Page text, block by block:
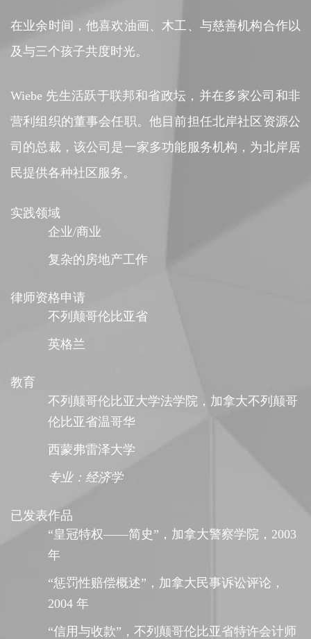
在业余时间，他喜欢油画、木工、与慈善机构合作以
及与三个孩子共度时光。
Wiebe 先生活跃于联邦和省政坛，并在多家公司和非
营利组织的董事会任职。他目前担任北岸社区资源公
司的总裁，该公司是一家多功能服务机构，为北岸居
民提供各种社区服务。
实践领域
企业/商业
复杂的房地产工作
律师资格申请
不列颠哥伦比亚省
英格兰
教育
不列颠哥伦比亚大学法学院，加拿大不列颠哥
伦比亚省温哥华
西蒙弗雷泽大学
专业：经济学
已发表作品
“皇冠特权——简史”，加拿大警察学院，2003
年
“惩罚性赔偿概述”，加拿大民事诉讼评论，
2004 年
“信用与收款”，不列颠哥伦比亚省特许会计师